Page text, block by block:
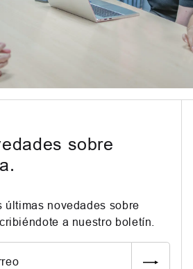
sobre
últimas novedades sobre
a nuestro boletín.